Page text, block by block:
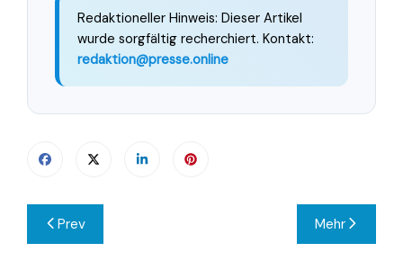
Redaktioneller Hinweis: Dieser Artikel
wurde sorgfältig recherchiert. Kontakt:
redaktion@presse.online
Beitragsnavigation
Prev Mehr